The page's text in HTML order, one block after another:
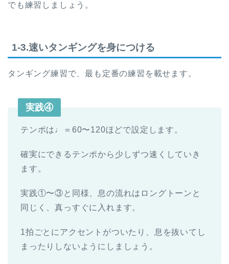
でも練習しましょう。
1-3.速いタンギングを身につける
タンギング練習で、最も定番の練習を載せます。
実践④
テンポは♩＝60〜120ほどで設定します。
確実にできるテンポから少しずつ速くしていき
ます。
実践①〜③と同様、息の流れはロングトーンと
同じく、真っすぐに入れます。
1拍ごとにアクセントがついたり、息を抜いてし
まったりしないようにしましょう。